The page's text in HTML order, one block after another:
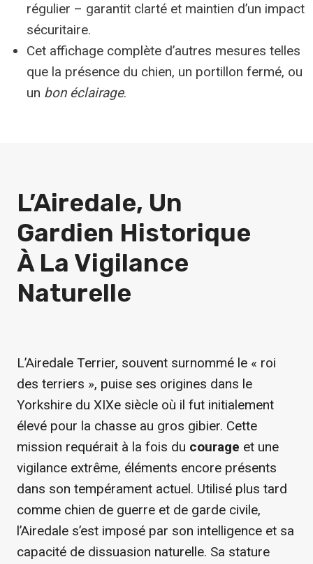
régulier – garantit clarté et maintien d’un impact
sécuritaire.
Cet affichage complète d’autres mesures telles
que la présence du chien, un portillon fermé, ou
un bon éclairage.
L’Airedale, Un
Gardien Historique
À La Vigilance
Naturelle
L’Airedale Terrier, souvent surnommé le « roi
des terriers », puise ses origines dans le
Yorkshire du XIXe siècle où il fut initialement
élevé pour la chasse au gros gibier. Cette
mission requérait à la fois du courage et une
vigilance extrême, éléments encore présents
dans son tempérament actuel. Utilisé plus tard
comme chien de guerre et de garde civile,
l’Airedale s’est imposé par son intelligence et sa
capacité de dissuasion naturelle. Sa stature